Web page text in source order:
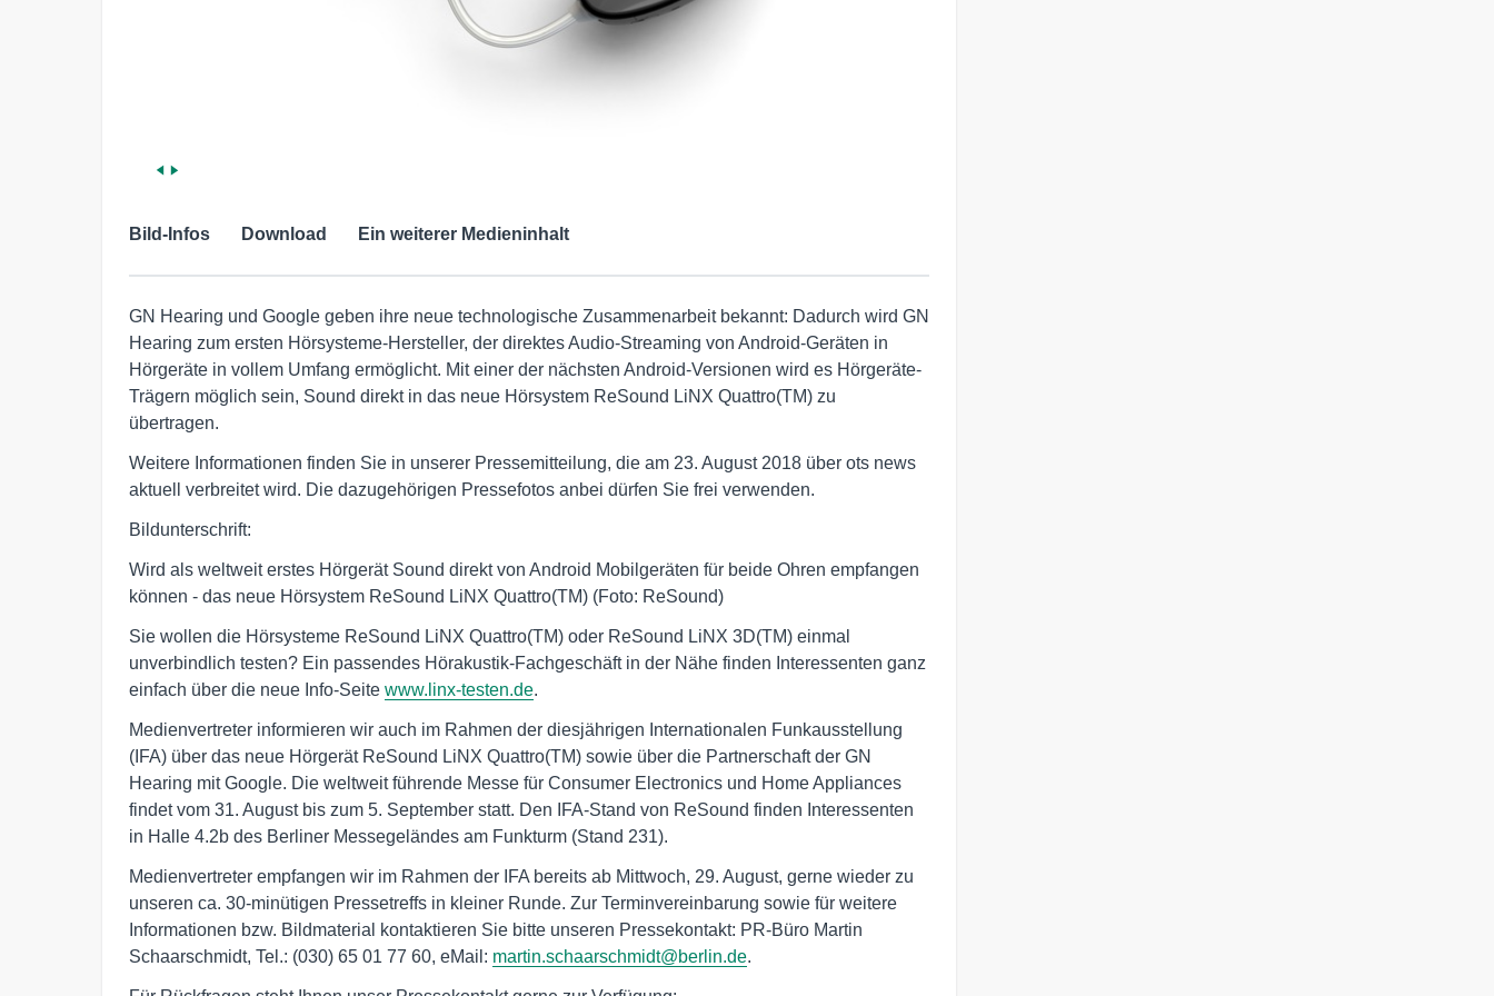
Bild-Infos Download Ein weiterer Medieninhalt
GN Hearing und Google geben ihre neue technologische Zusammenarbeit bekannt: Dadurch wird GN
Hearing zum ersten Hörsysteme-Hersteller, der direktes Audio-Streaming von Android-Geräten in
Hörgeräte in vollem Umfang ermöglicht. Mit einer der nächsten Android-Versionen wird es Hörgeräte-
Trägern möglich sein, Sound direkt in das neue Hörsystem ReSound LiNX Quattro(TM) zu
übertragen.
Weitere Informationen finden Sie in unserer Pressemitteilung, die am 23. August 2018 über ots news
aktuell verbreitet wird. Die dazugehörigen Pressefotos anbei dürfen Sie frei verwenden.
Bildunterschrift:
Wird als weltweit erstes Hörgerät Sound direkt von Android Mobilgeräten für beide Ohren empfangen
können - das neue Hörsystem ReSound LiNX Quattro(TM) (Foto: ReSound)
Sie wollen die Hörsysteme ReSound LiNX Quattro(TM) oder ReSound LiNX 3D(TM) einmal
unverbindlich testen? Ein passendes Hörakustik-Fachgeschäft in der Nähe finden Interessenten ganz
einfach über die neue Info-Seite www.linx-testen.de.
Medienvertreter informieren wir auch im Rahmen der diesjährigen Internationalen Funkausstellung
(IFA) über das neue Hörgerät ReSound LiNX Quattro(TM) sowie über die Partnerschaft der GN
Hearing mit Google. Die weltweit führende Messe für Consumer Electronics und Home Appliances
findet vom 31. August bis zum 5. September statt. Den IFA-Stand von ReSound finden Interessenten
in Halle 4.2b des Berliner Messegeländes am Funkturm (Stand 231).
Medienvertreter empfangen wir im Rahmen der IFA bereits ab Mittwoch, 29. August, gerne wieder zu
unseren ca. 30-minütigen Pressetreffs in kleiner Runde. Zur Terminvereinbarung sowie für weitere
Informationen bzw. Bildmaterial kontaktieren Sie bitte unseren Pressekontakt: PR-Büro Martin
Schaarschmidt, Tel.: (030) 65 01 77 60, eMail: martin.schaarschmidt@berlin.de.